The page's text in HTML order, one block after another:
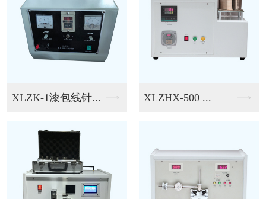
XLZK-1漆包线针... XLZHX-500 ...